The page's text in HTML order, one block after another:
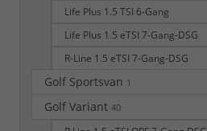
Life Plus 1.5 TSI 6-Gang
Life Plus 1.5 eTSI 7-Gang-DSG
R-Line 1.5 eTSI 7-Gang-DSG
Golf Sportsvan 1
Golf Variant 40